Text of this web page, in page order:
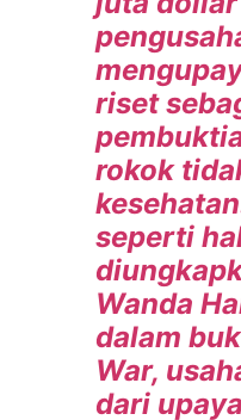
riset
rokok
seperti
Wanda
dalam
War,
dari